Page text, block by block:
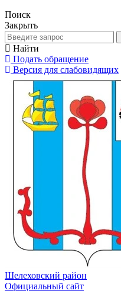
Поиск
Закрыть
Найти
Подать обращение
Версия для слабовидящих
Шелеховский район
Официальный сайт